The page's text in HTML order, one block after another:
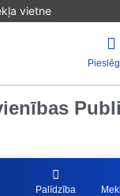
vietne
Palīdzība